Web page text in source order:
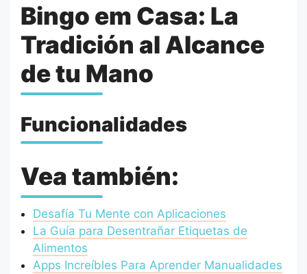
Bingo em Casa: La
Tradición al Alcance
de tu Mano
Funcionalidades
Vea también:
Desafía Tu Mente con Aplicaciones
La Guía para Desentrañar Etiquetas de
Alimentos
Apps Increíbles Para Aprender Manualidades